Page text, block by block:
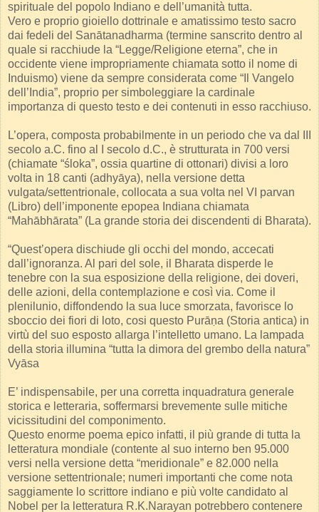
spirituale del popolo Indiano e dell’umanità tutta.
Vero e proprio gioiello dottrinale e amatissimo testo sacro
dai fedeli del Sanātanadharma (termine sanscrito dentro al
quale si racchiude la “Legge/Religione eterna”, che in
occidente viene impropriamente chiamata sotto il nome di
Induismo) viene da sempre considerata come “Il Vangelo
dell’India”, proprio per simboleggiare la cardinale
importanza di questo testo e dei contenuti in esso racchiuso.
L’opera, composta probabilmente in un periodo che va dal III
secolo a.C. fino al I secolo d.C., è strutturata in 700 versi
(chiamate “śloka”, ossia quartine di ottonari) divisi a loro
volta in 18 canti (adhyāya), nella versione detta
vulgata/settentrionale, collocata a sua volta nel VI parvan
(Libro) dell’imponente epopea Indiana chiamata
“Mahābhārata” (La grande storia dei discendenti di Bharata).
“Quest’opera dischiude gli occhi del mondo, accecati
dall’ignoranza. Al pari del sole, il Bharata disperde le
tenebre con la sua esposizione della religione, dei doveri,
delle azioni, della contemplazione e così via. Come il
plenilunio, diffondendo la sua luce smorzata, favorisce lo
sboccio dei fiori di loto, cosi questo Purāṇa (Storia antica) in
virtù del suo esposto allarga l’intelletto umano. La lampada
della storia illumina “tutta la dimora del grembo della natura”
Vyāsa
E’ indispensabile, per una corretta inquadratura generale
storica e letteraria, soffermarsi brevemente sulle mitiche
vicissitudini del componimento.
Questo enorme poema epico infatti, il più grande di tutta la
letteratura mondiale (contente al suo interno ben 95.000
versi nella versione detta “meridionale” e 82.000 nella
versione settentrionale; numeri importanti che come nota
saggiamente lo scrittore indiano e più volte candidato al
Nobel per la letteratura R.K.Narayan potrebbero contenere